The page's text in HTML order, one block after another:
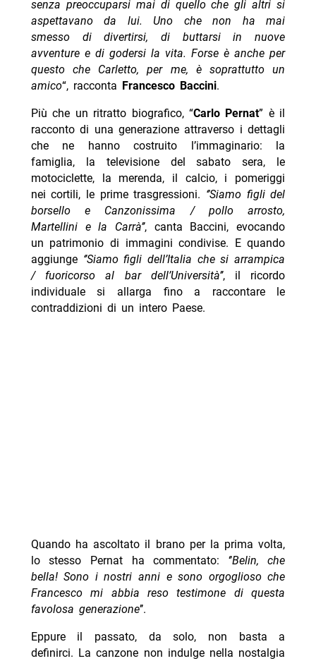
senza preoccuparsi mai di quello che gli altri si
aspettavano da lui. Uno che non ha mai
smesso di divertirsi, di buttarsi in nuove
avventure e di godersi la vita. Forse è anche per
questo che Carletto, per me, è soprattutto un
amico“, racconta Francesco Baccini.
Più che un ritratto biografico, “Carlo Pernat” è il
racconto di una generazione attraverso i dettagli
che ne hanno costruito l’immaginario: la
famiglia, la televisione del sabato sera, le
motociclette, la merenda, il calcio, i pomeriggi
nei cortili, le prime trasgressioni. ‘’Siamo figli del
borsello e Canzonissima / pollo arrosto,
Martellini e la Carrà’’, canta Baccini, evocando
un patrimonio di immagini condivise. E quando
aggiunge ‘’Siamo figli dell’Italia che si arrampica
/ fuoricorso al bar dell’Università’’, il ricordo
individuale si allarga fino a raccontare le
contraddizioni di un intero Paese.
Quando ha ascoltato il brano per la prima volta,
lo stesso Pernat ha commentato: ‘’Belin, che
bella! Sono i nostri anni e sono orgoglioso che
Francesco mi abbia reso testimone di questa
favolosa generazione’’.
Eppure il passato, da solo, non basta a
definirci. La canzone non indulge nella nostalgia